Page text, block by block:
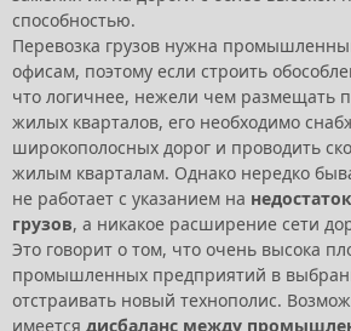
способностью.
Перевозка грузов нужна
офисам, поэтому если строить
что логичнее, нежели чем размещать
жилых кварталов, его необходимо
широкополосных дорог и проводить
жилым кварталам. Однако нередко
не работает с указанием на
грузов, а никакое расширение сети
Это говорит о том, что очень высока
промышленных предприятий в
отстраивать новый технополис.
имеется дисбаланс между